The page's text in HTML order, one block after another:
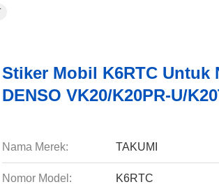
Stiker Mobil K6RTC Untuk
DENSO VK20/K20PR-U/
Nama Merek: TAKUMI
Nomor Model: K6RTC